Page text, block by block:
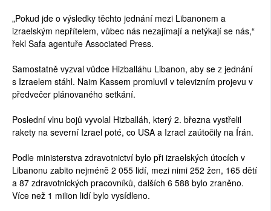
„Pokud jde o výsledky těchto jednání mezi Libanonem a
izraelským nepřítelem, vůbec nás nezajímají a netýkají se nás,“
řekl Safa agentuře Associated Press.
Samostatně vyzval vůdce Hizballáhu Libanon, aby se z jednání
s Izraelem stáhl. Naim Kassem promluvil v televizním projevu v
předvečer plánovaného setkání.
Poslední vlnu bojů vyvolal Hizballáh, který 2. března vystřelil
rakety na severní Izrael poté, co USA a Izrael zaútočily na Írán.
Podle ministerstva zdravotnictví bylo při izraelských útocích v
Libanonu zabito nejméně 2 055 lidí, mezi nimi 252 žen, 165 dětí
a 87 zdravotnických pracovníků, dalších 6 588 bylo zraněno.
Více než 1 milion lidí bylo vysídleno.